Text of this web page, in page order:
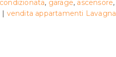
, garage, ascensore,
| vendita appartamenti Lavagna